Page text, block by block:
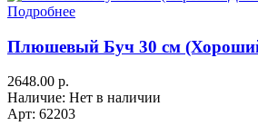
Подробнее
Плюшевый Буч 30 см
2648.00 р.
Наличие: Нет в наличии
Арт: 62203